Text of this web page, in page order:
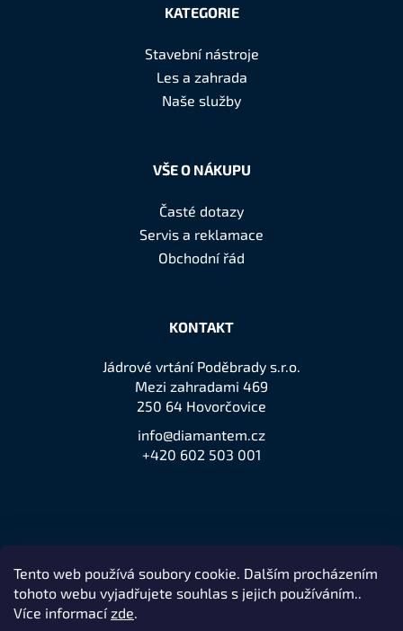
Tento web používá soubory cookie. Dalším procházením
tohoto webu vyjadřujete souhlas s jejich používáním..
Více informacízde.
KATEGORIE
Stavební nástroje
Les a zahrada
Naše služby
VŠE O NÁKUPU
Časté dotazy
Servis a reklamace
Obchodní řád
KONTAKT
Jádrové vrtání Poděbrady s.r.o.
Mezi zahradami 469
250 64 Hovorčovice
info@diamantem.cz
+420 602 503 001
Přijímáme online platby